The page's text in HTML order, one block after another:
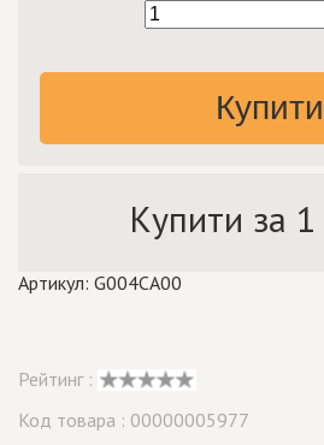
Купити
Купити за 1
Артикул: G004CA00
Рейтинг :
Код товара : 00000005977